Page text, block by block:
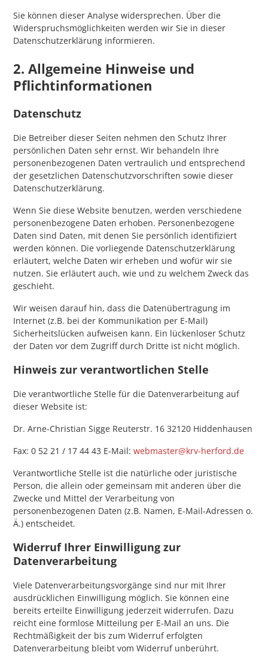
Sie können dieser Analyse widersprechen. Über die
Widerspruchsmöglichkeiten werden wir Sie in dieser
Datenschutzerklärung informieren.
2. Allgemeine Hinweise und
Pflichtinformationen
Datenschutz
Die Betreiber dieser Seiten nehmen den Schutz Ihrer
persönlichen Daten sehr ernst. Wir behandeln Ihre
personenbezogenen Daten vertraulich und entsprechend
der gesetzlichen Datenschutzvorschriften sowie dieser
Datenschutzerklärung.
Wenn Sie diese Website benutzen, werden verschiedene
personenbezogene Daten erhoben. Personenbezogene
Daten sind Daten, mit denen Sie persönlich identifiziert
werden können. Die vorliegende Datenschutzerklärung
erläutert, welche Daten wir erheben und wofür wir sie
nutzen. Sie erläutert auch, wie und zu welchem Zweck das
geschieht.
Wir weisen darauf hin, dass die Datenübertragung im
Internet (z.B. bei der Kommunikation per E-Mail)
Sicherheitslücken aufweisen kann. Ein lückenloser Schutz
der Daten vor dem Zugriff durch Dritte ist nicht möglich.
Hinweis zur verantwortlichen Stelle
Die verantwortliche Stelle für die Datenverarbeitung auf
dieser Website ist:
Dr. Arne-Christian Sigge Reuterstr. 16 32120 Hiddenhausen
Fax: 0 52 21 / 17 44 43 E-Mail:webmaster@krv-herford.de
Verantwortliche Stelle ist die natürliche oder juristische
Person, die allein oder gemeinsam mit anderen über die
Zwecke und Mittel der Verarbeitung von
personenbezogenen Daten (z.B. Namen, E-Mail-Adressen o.
Ä.) entscheidet.
Widerruf Ihrer Einwilligung zur
Datenverarbeitung
Viele Datenverarbeitungsvorgänge sind nur mit Ihrer
ausdrücklichen Einwilligung möglich. Sie können eine
bereits erteilte Einwilligung jederzeit widerrufen. Dazu
reicht eine formlose Mitteilung per E-Mail an uns. Die
Rechtmäßigkeit der bis zum Widerruf erfolgten
Datenverarbeitung bleibt vom Widerruf unberührt.